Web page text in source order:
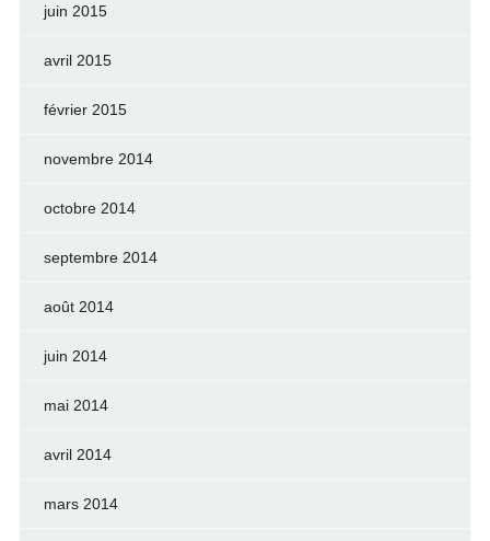
juin 2015
avril 2015
février 2015
novembre 2014
octobre 2014
septembre 2014
août 2014
juin 2014
mai 2014
avril 2014
mars 2014